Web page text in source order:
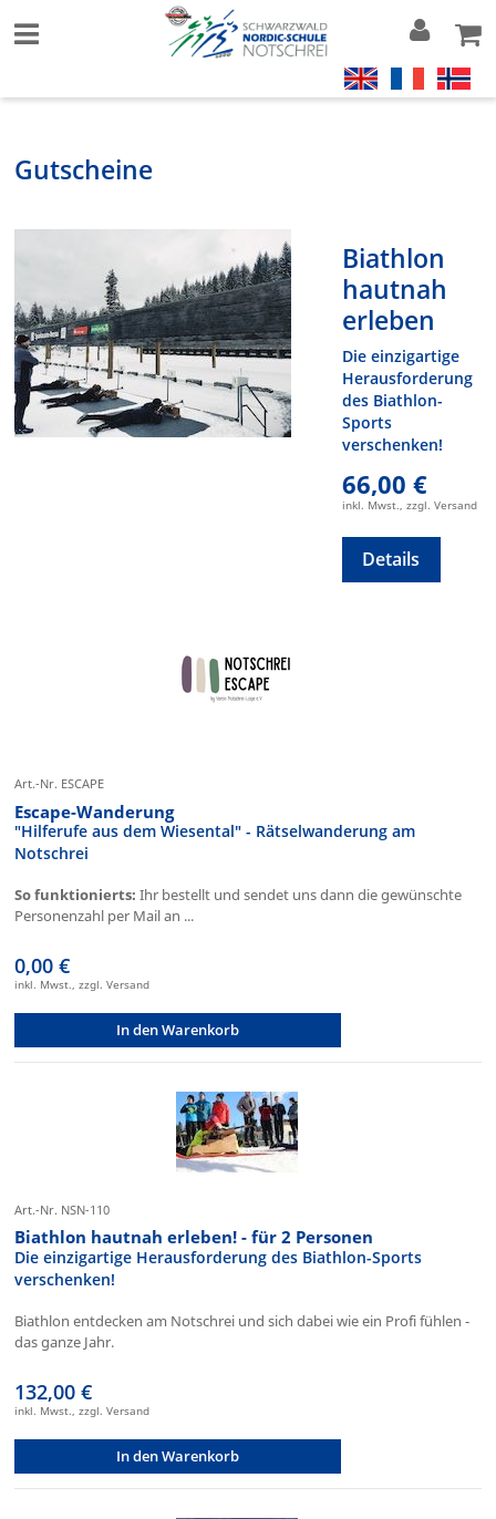
Gutscheine
Biathlon
hautnah
erleben
Die einzigartige
Herausforderung
des Biathlon-
Sports
verschenken!
66,00 €
inkl. Mwst., zzgl. Versand
Details
Art.-Nr. ESCAPE
Escape-Wanderung
"Hilferufe aus dem Wiesental" - Rätselwanderung am
Notschrei
So funktionierts: Ihr bestellt und sendet uns dann die gewünschte
Personenzahl per Mail an ...
0,00 €
inkl. Mwst., zzgl. Versand
In den Warenkorb
Art.-Nr. NSN-110
Biathlon hautnah erleben! - für 2 Personen
Die einzigartige Herausforderung des Biathlon-Sports
verschenken!
Biathlon entdecken am Notschrei und sich dabei wie ein Profi fühlen -
das ganze Jahr.
132,00 €
inkl. Mwst., zzgl. Versand
In den Warenkorb